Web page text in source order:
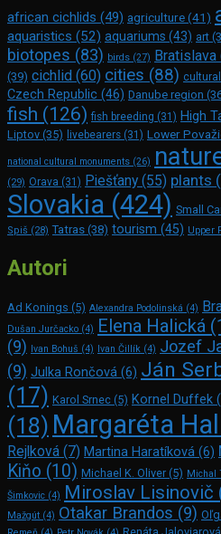
african cichlids (49) agriculture(41)
aquaristics (52) aquariums (43) art
biotopes (83) birds (27) Bratislava
(39) cichlid (60) cities (88)
Czech Republic (46) Danube region
fish (126) fish breeding (31) High
Liptov (35) livebearers (31) Lower
national cultural monuments (26)
(29) Orava (31) Piešťany (55) plants
Slovakia (424) Small
Spiš (28) Tatras (38) tourism (45) Upper
Autori
Ad Konings (5) Alexandra Podolinská (4)
Dušan Jurčacko (4) Elena Halická
(9)
Ivan Bohuš (4) Ivan Čillík (4) Jozef
(9) Julka Rončová (6) Ján
(17) Karol Srnec (5) Kornel Duffek
(18) Margaréta
Rejlková (7) Martina Haratíková (6)
Kiňo (10) Michael K. Oliver (5) Michal
Šimkovic (4) Miroslav Lisinovič
Mažgút (4) Otakar Brandos (9)